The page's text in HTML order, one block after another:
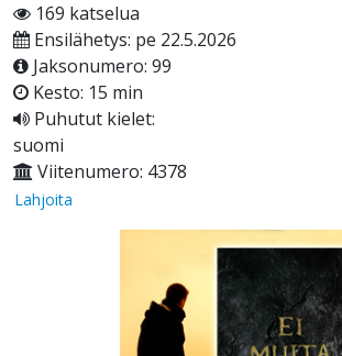
169 katselua
Ensilähetys: pe 22.5.2026
Jaksonumero: 99
Kesto: 15 min
Puhutut kielet:
suomi
Viitenumero: 4378
Lahjoita